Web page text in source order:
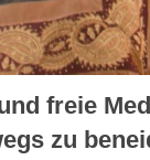
freie
zu